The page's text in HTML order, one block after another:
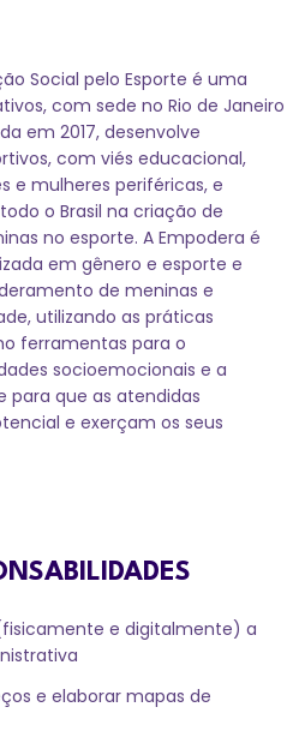
Social pelo Esporte é uma
com sede no Rio de Janeiro
em 2017, desenvolve
com viés educacional,
e mulheres periféricas, e
o Brasil na criação de
no esporte. A Empodera é
em gênero e esporte e
de meninas e
utilizando as práticas
ferramentas para o
socioemocionais e a
para que as atendidas
e exerçam os seus
e digitalmente) a
e elaborar mapas de